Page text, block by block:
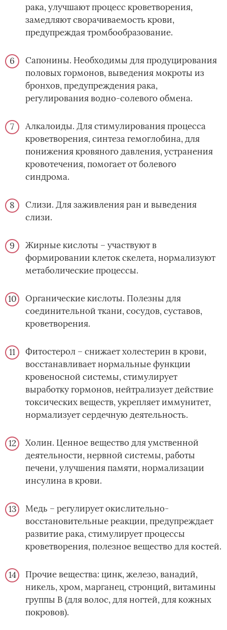
рака, улучшают процесс кроветворения,
замедляют сворачиваемость крови,
предупреждая тромбообразование.
Сапонины. Необходимы для продуцирования
половых гормонов, выведения мокроты из
бронхов, предупреждения рака,
регулирования водно-солевого обмена.
Алкалоиды. Для стимулирования процесса
кроветворения, синтеза гемоглобина, для
понижения кровяного давления, устранения
кровотечения, помогает от болевого
синдрома.
Слизи. Для заживления ран и выведения
слизи.
Жирные кислоты – участвуют в
формировании клеток скелета, нормализуют
метаболические процессы.
Органические кислоты. Полезны для
соединительной ткани, сосудов, суставов,
кроветворения.
Фитостерол – снижает холестерин в крови,
восстанавливает нормальные функции
кровеносной системы, стимулирует
выработку гормонов, нейтрализует действие
токсических веществ, укрепляет иммунитет,
нормализует сердечную деятельность.
Холин. Ценное вещество для умственной
деятельности, нервной системы, работы
печени, улучшения памяти, нормализации
инсулина в крови.
Медь – регулирует окислительно-
восстановительные реакции, предупреждает
развитие рака, стимулирует процессы
кроветворения, полезное вещество для костей.
Прочие вещества: цинк, железо, ванадий,
никель, хром, марганец, стронций, витамины
группы В (для волос, для ногтей, для кожных
покровов).